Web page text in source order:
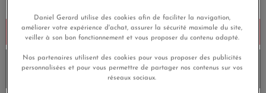
Ajouter au panier
10% de remise avec le codeDG10 sur les produits
Envoi sous 8 à 10 jours
Daniel Gerard utilise des cookies afin de faciliter la navigation,
améliorer votre expérience d'achat, assurer la sécurité maximale du site,
veiller à son bon fonctionnement et vous proposer du contenu adapté.
Nos partenaires utilisent des cookies pour vous proposer des publicités
personnalisées et pour vous permettre de partager nos contenus sur vos
réseaux sociaux.